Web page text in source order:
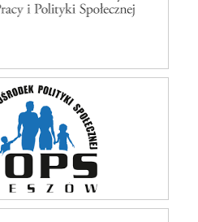
w Rzeszowie
w Rzeszowie